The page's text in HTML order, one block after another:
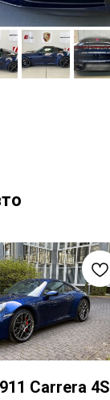
Carrera 4S